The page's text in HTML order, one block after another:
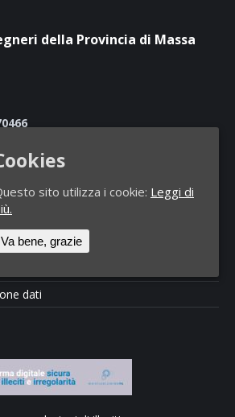
della Provincia di Massa
Trasparente
Policy
dati
sito utilizza i cookie: Leggi di
Va bene, grazie